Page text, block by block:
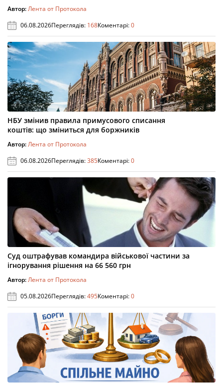
Автор:Лента от Протокола
06.08.2026Переглядів: 168Коментарі:0
НБУ змінив правила примусового списання
коштів: що зміниться для боржників
Автор:Лента от Протокола
06.08.2026Переглядів:385Коментарі:0
Суд оштрафував командира військової частини за
ігнорування рішення на 66 560 грн
Автор:Лента от Протокола
05.08.2026Переглядів:495Коментарі:0